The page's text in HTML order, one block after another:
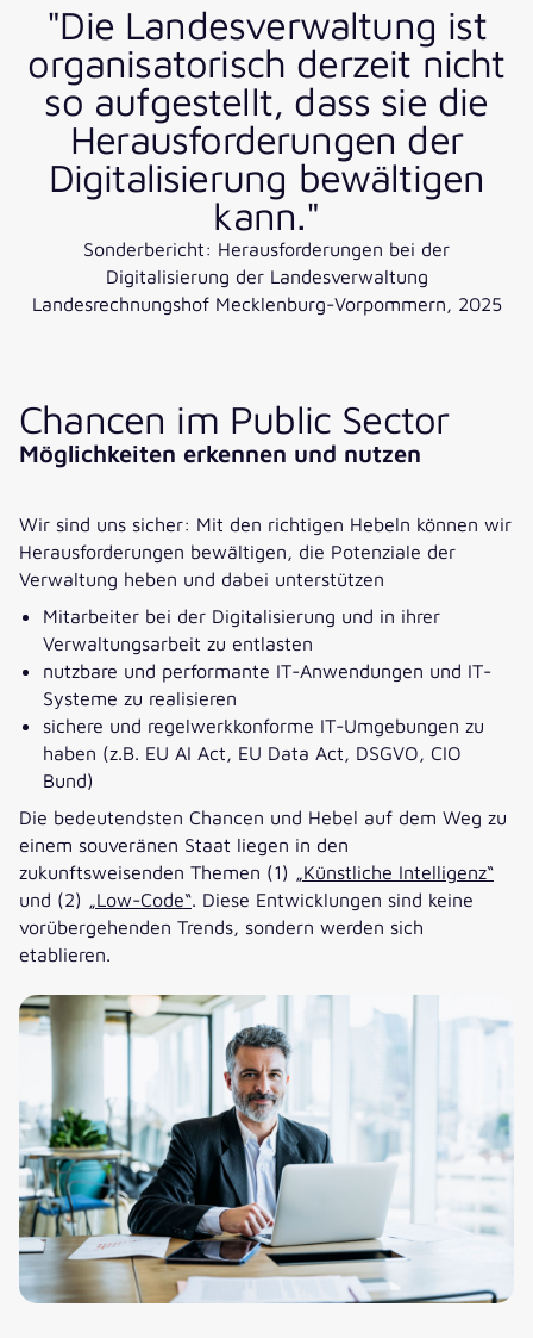
"Die Landesverwaltung ist
organisatorisch derzeit nicht
so aufgestellt, dass sie die
Herausforderungen der
Digitalisierung bewältigen
kann."
Sonderbericht: Herausforderungen bei der
Digitalisierung der Landesverwaltung
Landesrechnungshof Mecklenburg-Vorpommern, 2025
Chancen im Public Sector
Möglichkeiten erkennen und nutzen
Wir sind uns sicher: Mit den richtigen Hebeln können wir
Herausforderungen bewältigen, die Potenziale der
Verwaltung heben und dabei unterstützen
Mitarbeiter bei der Digitalisierung und in ihrer
Verwaltungsarbeit zu entlasten​
nutzbare und performante IT-Anwendungen und IT-
Systeme zu realisieren
sichere und regelwerkkonforme IT-Umgebungen zu
haben (z.B. EU AI Act, EU Data Act, DSGVO, CIO
Bund)​
Die bedeutendsten Chancen und Hebel auf dem Weg zu
einem souveränen Staat liegen in den
zukunftsweisenden Themen (1) „Künstliche Intelligenz“
und (2) „Low-Code“. Diese Entwicklungen sind keine
vorübergehenden Trends, sondern werden sich
etablieren.